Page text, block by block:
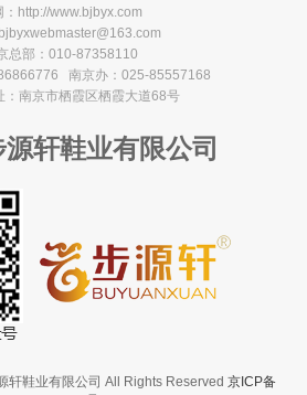
http://www.bjbyx.com
总部：010-87358110
南京办：025-85557168
：南京市栖霞区栖霞大道68号
轩鞋业有限公司
轩鞋业有限公司 All Rights Reserved 京ICP备